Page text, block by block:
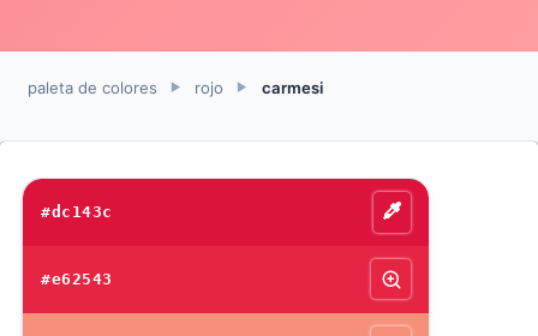
paleta de colores ► rojo ► carmesi
#dc143c
#e62543